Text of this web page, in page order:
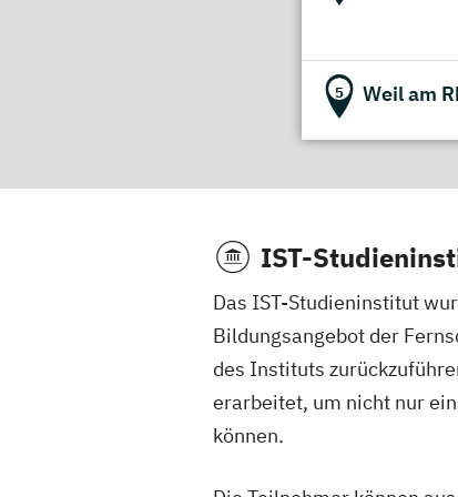
5 Weil am
IST-
Das IST-Studieninstitut
Bildungsangebot der
des Instituts
erarbeitet, um nicht nur
können.